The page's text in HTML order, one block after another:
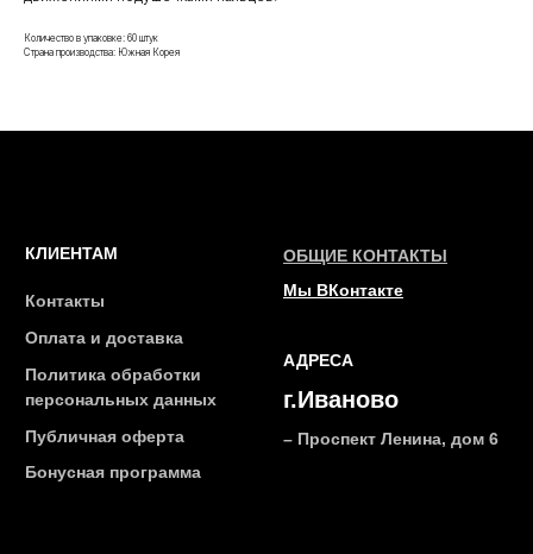
Количество в упаковке: 60 штук
Страна производства: Южная Корея